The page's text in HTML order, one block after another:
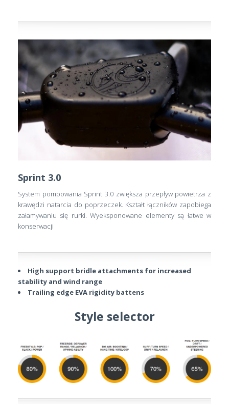
Sprint 3.0
System pompowania Sprint 3.0 zwiększa przepływ powietrza z
krawędzi natarcia do poprzeczek. Kształt łączników zapobiega
załamywaniu się rurki. Wyeksponowane elementy są łatwe w
konserwacji
High support bridle attachments for increased
stability and wind range
Trailing edge EVA rigidity battens
Style selector